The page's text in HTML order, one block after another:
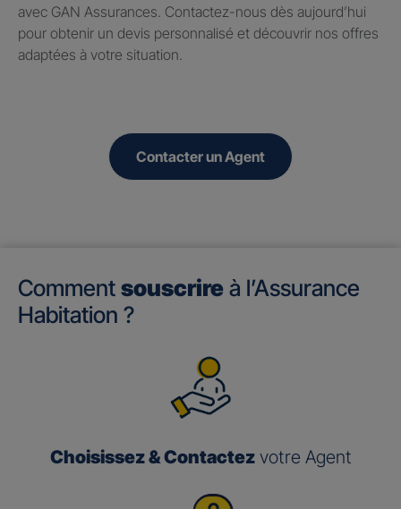
avec GAN Assurances. Contactez-nous dès aujourd’hui
pour obtenir un devis personnalisé et découvrir nos offres
adaptées à votre situation.
Contacter un Agent
Comment souscrire à l’Assurance
Habitation ?
Choisissez & Contactezvotre Agent